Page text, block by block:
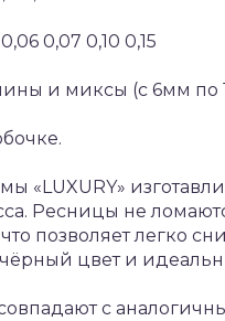
0,07 0,10 0,15
и миксы (с 6мм по
«LUXURY»
Ресницы не
позволяет легко
цвет и
с